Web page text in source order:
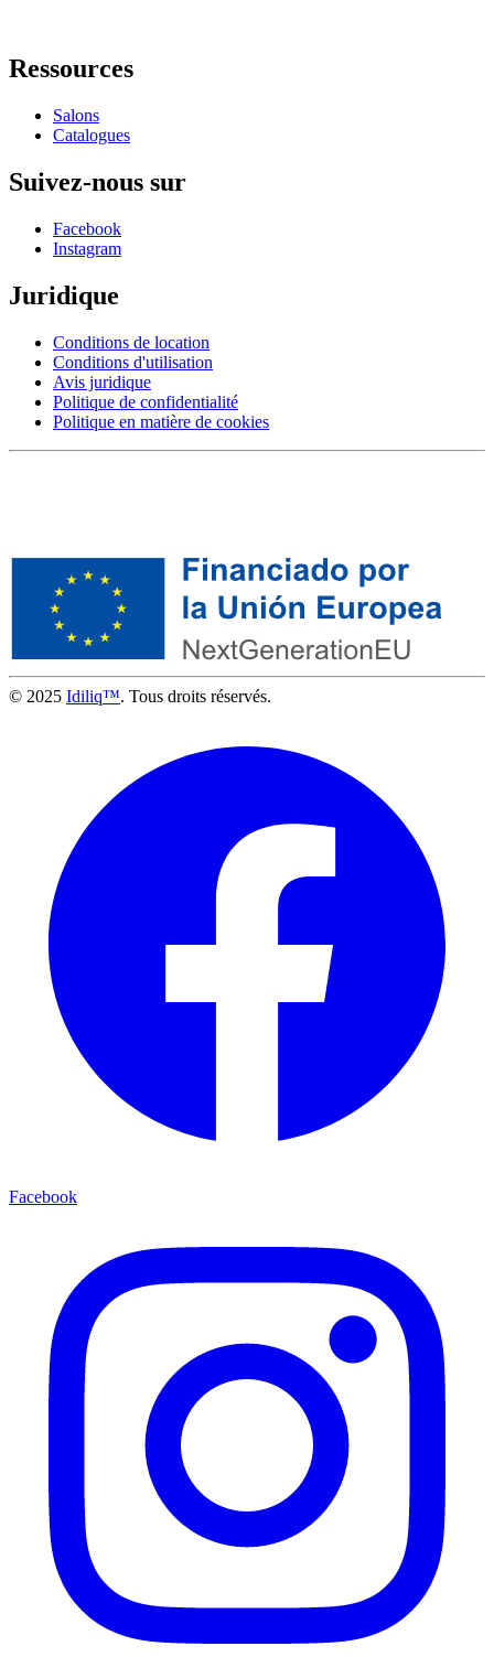
Ressources
Salons
Catalogues
Suivez-nous sur
Facebook
Instagram
Juridique
Conditions de location
Conditions d'utilisation
Avis juridique
Politique de confidentialité
Politique en matière de cookies
© 2025 Idiliq™. Tous droits réservés.
Facebook